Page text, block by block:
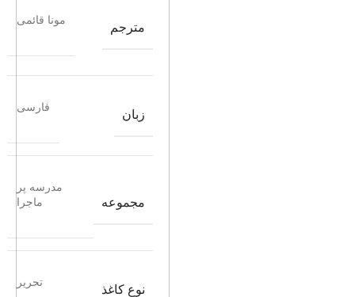
مترجم
مونا قائمی
زبان
فارسی
مجموعه
مدرسه پر
ماجرا
نوع کاغذ
تحریر